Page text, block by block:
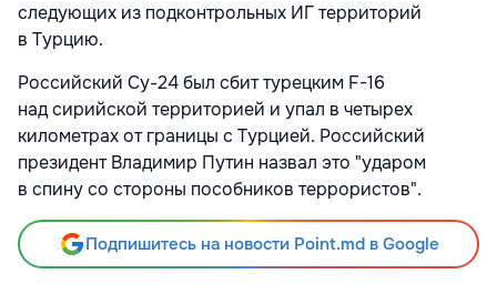
следующих из подконтрольных ИГ территорий
в Турцию.
Российский Су-24 был сбит турецким F-16
над сирийской территорией и упал в четырех
километрах от границы с Турцией. Российский
президент Владимир Путин назвал это "ударом
в спину со стороны пособников террористов".
Подпишитесь на новости Point.md в Google